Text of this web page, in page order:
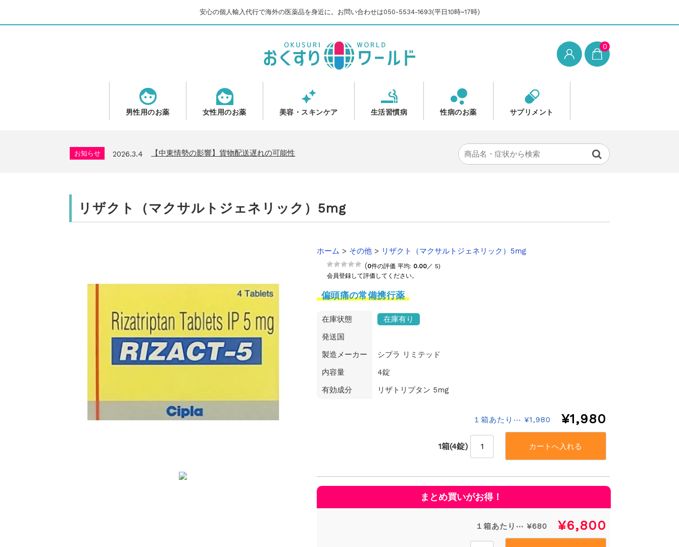
安心の個人輸入代行で海外の医薬品を身近に。お問い合わせは050-5534-1693(平日10時~17時)
0
男性用のお薬 女性用のお薬 美容・スキンケア 生活習慣病 性病のお薬 サプリメント
お知らせ 2026.3.4 【中東情勢の影響】貨物配送遅れの可能性
お知らせ 2026.4.9 2026年GW営業について
お知らせ 2026.3.4 【中東情勢の影響】貨物配送遅れの可能性
リザクト（マクサルトジェネリック）5mg
ホーム > その他 > リザクト（マクサルトジェネリック）5mg
(0件の評価 平均: 0.00／ 5)
会員登録して評価してください。
偏頭痛の常備携行薬
在庫状態
在庫有り
発送国
製造メーカー
シプラ リミテッド
内容量
4錠
有効成分
リザトリプタン 5mg
１箱あたり⋯ ¥1,980 ¥1,980
1箱(4錠)
１箱あたり⋯ ¥680 ¥6,800